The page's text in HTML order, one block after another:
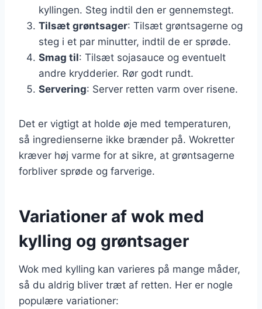
kyllingen. Steg indtil den er gennemstegt.
Tilsæt grøntsager: Tilsæt grøntsagerne og
steg i et par minutter, indtil de er sprøde.
Smag til: Tilsæt sojasauce og eventuelt
andre krydderier. Rør godt rundt.
Servering: Server retten varm over risene.
Det er vigtigt at holde øje med temperaturen,
så ingredienserne ikke brænder på. Wokretter
kræver høj varme for at sikre, at grøntsagerne
forbliver sprøde og farverige.
Variationer af wok med
kylling og grøntsager
Wok med kylling kan varieres på mange måder,
så du aldrig bliver træt af retten. Her er nogle
populære variationer: